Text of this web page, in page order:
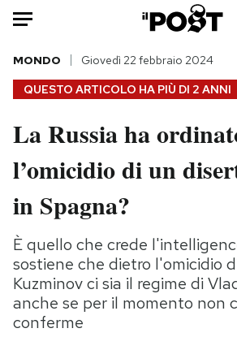
Auto
HOME
Italia
Politica
Tecnologia
Scienza
Cultura
Economia
Sport
Moda
QUESTO ARTICOLO HA PIÙ DI 2 ANNI
MONDO Giovedì 22 febbraio 2024
La Russia ha
l’omicidio di un
in Spagna?
È quello che crede
sostiene che dietro l'omicidio
Kuzminov ci sia il regime di
anche se per il momento non
conferme